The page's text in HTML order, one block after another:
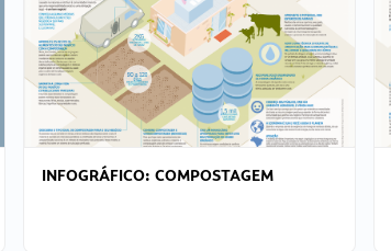
INFOGRÁFICO: COMPOSTAGEM